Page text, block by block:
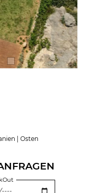
| Osten